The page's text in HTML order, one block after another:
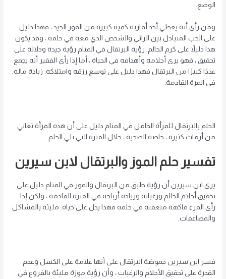
الوضع.
ومن رأى أنه يعطي أحد أقاربه كمية كبيرة من الموز الجيد ، فهذا دليل
على الحب المتبادل بين الرائي والشخص الذي معه في حلمه ، وقد يكون
هذا دليلاً على كرم الحالم. رؤية البرتقال في المنام رؤية جيدة ودلالة على
تحقيق ، فهو يرى أحلامه وأهدافه في الحياة ، أما إذا رأى الفقير أنه يجمع
عددًا كبيرًا من البرتقال فهذا دليل على توسع رزقه وامتلاكه. زيادة ماله.
في المرة القادمة.
الحلم بالبرتقال للمرأة الحامل في المنام دليل على أن هذه المرأة تعاني
من أزمات كثيرة ، خاصة الصحية ، خلال الفترة التي تلي الحلم.
تفسير حلم الموز والبرتقال لابن سيرين
يرى ابن سيرين أن رؤية طبق من البرتقال والموز في المنام دليل على
تحقيق أحلام الحالم ورغباته وزيادة أرباحه في الفترة القادمة ، ولكن إذا
رأى المرء فاكهة متعفنة في حلمه فهذا يدل على حياة. مليئة بالمشاكل
والمضاعفات.
فسر ابن سيرين حموضة البرتقال على أنها علامة على الكسل وعدم
القدرة على تحقيق الأحلام والرغبات ، وأن رؤية موزة مليئة بالفروع في